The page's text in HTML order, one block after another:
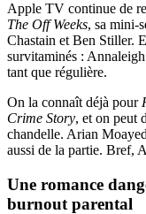
Apple TV continue de
The Off Weeks, sa mini-
Chastain et Ben Stiller.
survitaminés :
tant que régulière.
On la connaît déjà pour
Crime Story, et on peut
chandelle. Arian
aussi de la partie. Bref,
Une romance
burnout parental